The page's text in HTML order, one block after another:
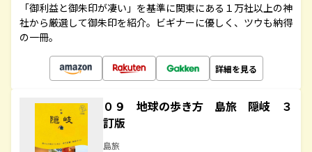
「御利益と御朱印が凄い」を基準に関東にある１万社以上の神
社から厳選して御朱印を紹介。ビギナーに優しく、ツウも納得
の一冊。
詳細を見る
０９ 地球の歩き方 島旅 隠岐 ３
訂版
島旅